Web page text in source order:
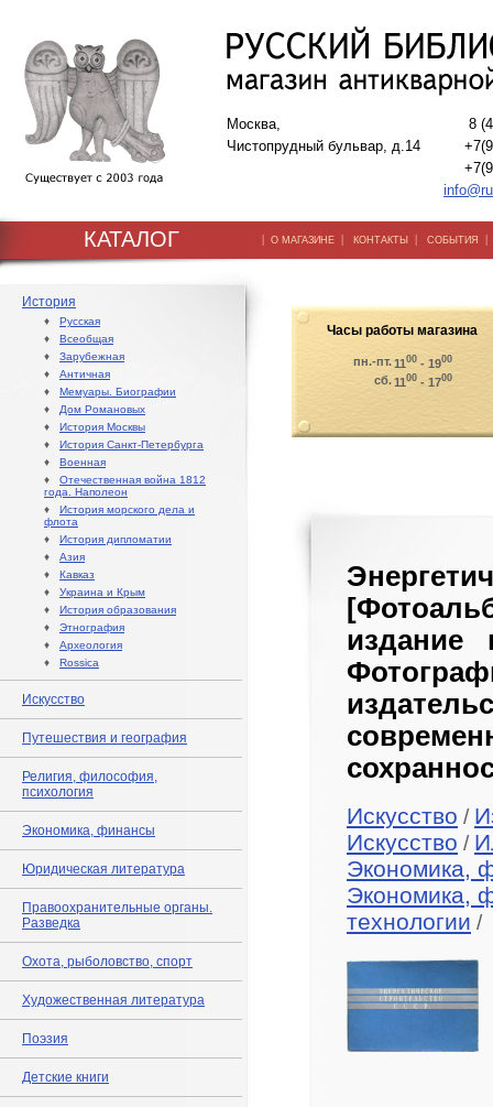
Москва,
Чистопрудный бульвар, д.14
8
КАТАЛОГ | О МАГАЗИНЕ | КОНТАКТЫ | СОБЫТИЯ
История
♦ Русская
♦ Всеобщая
♦ Зарубежная
♦ Античная
♦ Мемуары. Биографии
♦ Дом Романовых
♦ История Москвы
♦ История Санкт-Петербурга
♦ Военная
♦ Отечественная война 1812
года. Наполеон
♦ История морского дела и
флота
♦ История дипломатии
♦ Азия
♦ Кавказ
♦ Украина и Крым
♦ История образования
♦ Этнография
♦ Археология
♦ Rossica
Искусство
Путешествия и география
Религия, философия,
психология
Экономика, финансы
Юридическая литература
Правоохранительные органы.
Разведка
Охота, рыболовство, спорт
Художественная литература
Поэзия
Детские книги
Часы работы магазина
пн.-пт.1100 - 1900
сб.1100 - 1700
издание
Искусство /
Искусство /
Экономика,
Экономика,
технологии /